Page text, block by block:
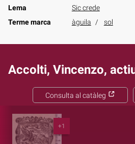
Lema
Sic crede
Terme marca
àguila sol
Accolti, Vincenzo,
Consulta al catàleg
+1